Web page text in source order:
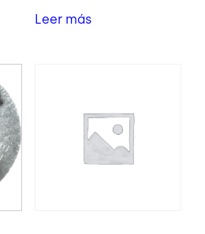
Leer más